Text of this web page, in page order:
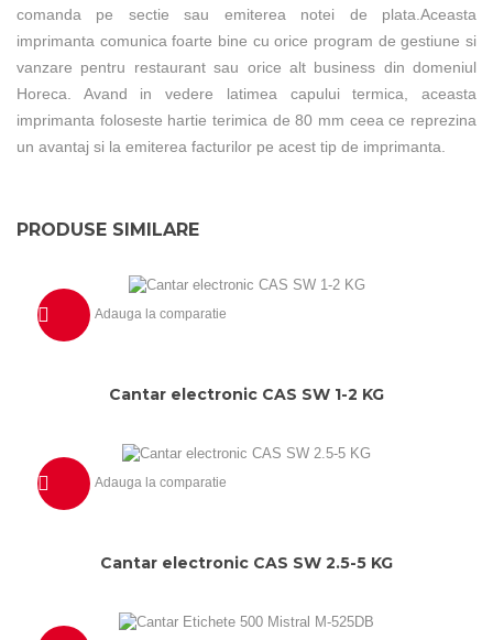
comanda pe sectie sau emiterea notei de plata.Aceasta
imprimanta comunica foarte bine cu orice program de gestiune si
vanzare pentru restaurant sau orice alt business din domeniul
Horeca. Avand in vedere latimea capului termica, aceasta
imprimanta foloseste hartie terimica de 80 mm ceea ce reprezina
un avantaj si la emiterea facturilor pe acest tip de imprimanta.
PRODUSE SIMILARE
Adauga la comparatie
Cantar electronic CAS SW 1-2 KG
Adauga la comparatie
Cantar electronic CAS SW 2.5-5 KG